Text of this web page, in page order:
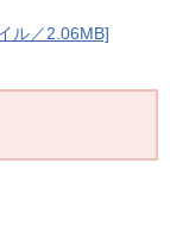
ル／2.06MB]